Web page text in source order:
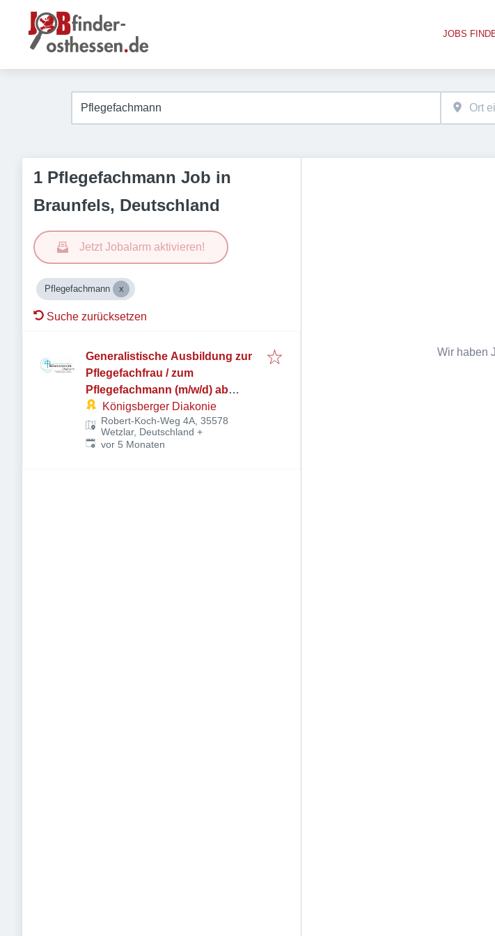
JOBS
1 Pflegefachmann Job in
Braunfels, Deutschland
Jetzt Jobalarm aktivieren!
Pflegefachmann
Suche zurücksetzen
Generalistische Ausbildung zur
Pflegefachfrau / zum
Pflegefachmann (m/w/d) ab
01.10.2026
Königsberger Diakonie
Robert-Koch-Weg 4A, 35578
Wetzlar, Deutschland +
Veröffentlicht:
vor 5 Monaten
Wir haben